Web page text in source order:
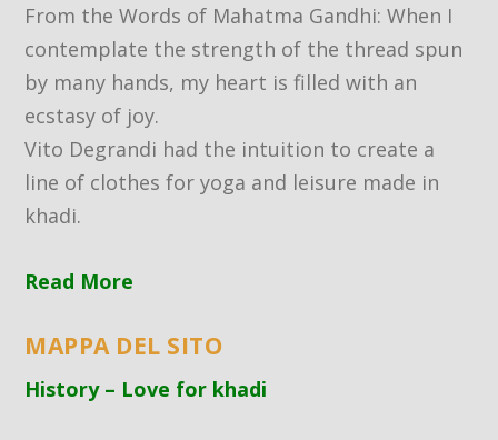
From the Words of Mahatma Gandhi: When I
contemplate the strength of the thread spun
by many hands, my heart is filled with an
ecstasy of joy.
Vito Degrandi had the intuition to create a
line of clothes for yoga and leisure made in
khadi.
Read More
MAPPA DEL SITO
History – Love for khadi